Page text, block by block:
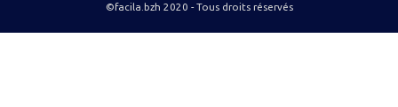
©facila.bzh 2020 - Tous droits réservés